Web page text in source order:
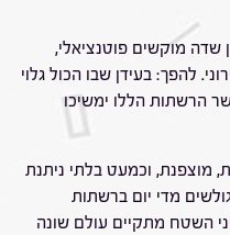
שדה מוקשים פוטנציאלי,
להפך: בעידן שבו הכול גלוי
הרשתות הללו ימשיכו
מוצפנת, וכמעט בלתי ניתנת
מדי יום ברשתות
השטח מתקיים עולם שונה